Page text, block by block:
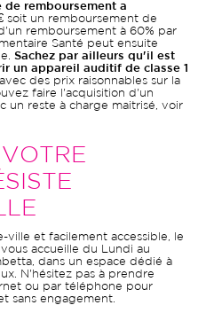
de remboursement a
soit un remboursement de
remboursement à 60% par
Santé peut ensuite
Sachez par ailleurs qu'il est
un appareil auditif de classe 1
avec des prix raisonnables sur la
faire l'acquisition d'un
un reste à charge maitrisé, voir
ville et facilement accessible, le
accueille du Lundi au
dans un espace dédié à
N'hésitez pas à prendre
ou par téléphone pour
sans engagement.